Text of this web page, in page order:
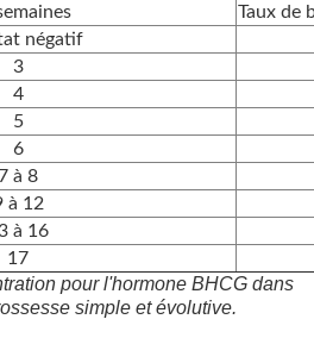
Taux de
négatif
3
4
5
6
à 8
à 12
à 16
17
pour l'hormone BHCG dans
simple et évolutive.